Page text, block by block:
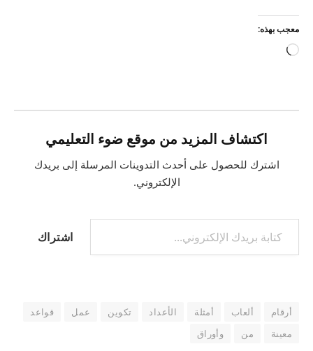
معجب بهذه:
جاري
اكتشاف المزيد من موقع ضوء التعليمي
اشترك للحصول على أحدث التدوينات المرسلة إلى بريدك
الإلكتروني.
كتابة بريدك الإلكتروني...
اشتراك
أرقام ألعاب أمثلة الأعداد تكوين عمل
قواعد
معينة
من وأوراق